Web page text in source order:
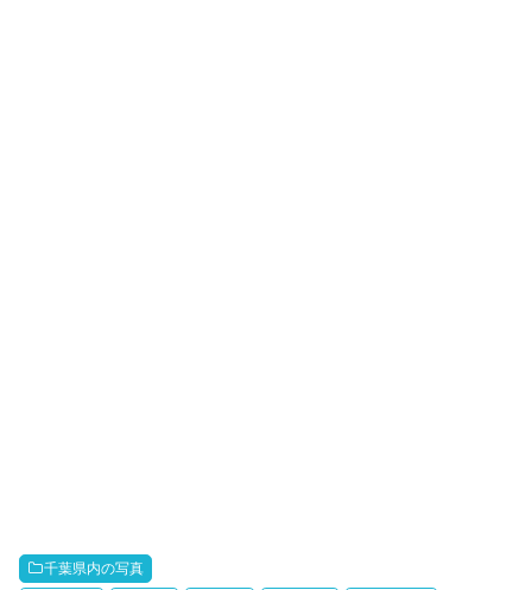
千葉県内の写真